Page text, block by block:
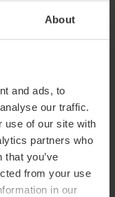
About
and ads, to
our traffic.
use of our site with
partners who
you’ve
from your use
in our
más visitado por
Fallas de